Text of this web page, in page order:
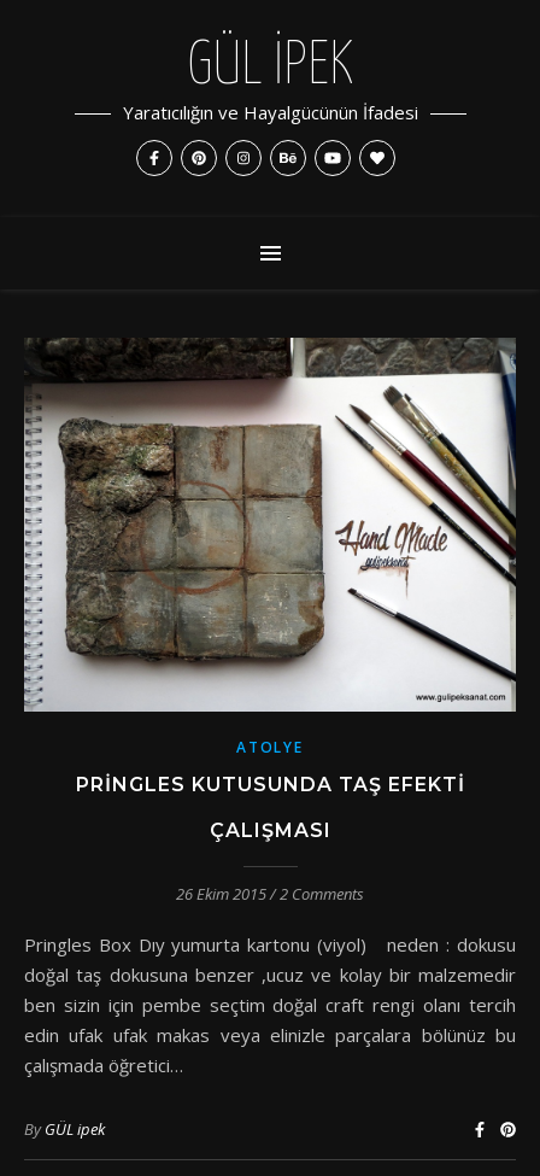
GÜL İPEK
Yaratıcılığın ve Hayalgücünün İfadesi
ATOLYE
PRINGLES KUTUSUNDA TAŞ EFEKTI
ÇALIŞMASI
26 Ekim 2015/2 Comments
Pringles Box Dıy yumurta kartonu (viyol) neden : dokusu
doğal taş dokusuna benzer ,ucuz ve kolay bir malzemedir
ben sizin için pembe seçtim doğal craft rengi olanı tercih
edin ufak ufak makas veya elinizle parçalara bölünüz bu
çalışmada öğretici…
ByGÜL ipek